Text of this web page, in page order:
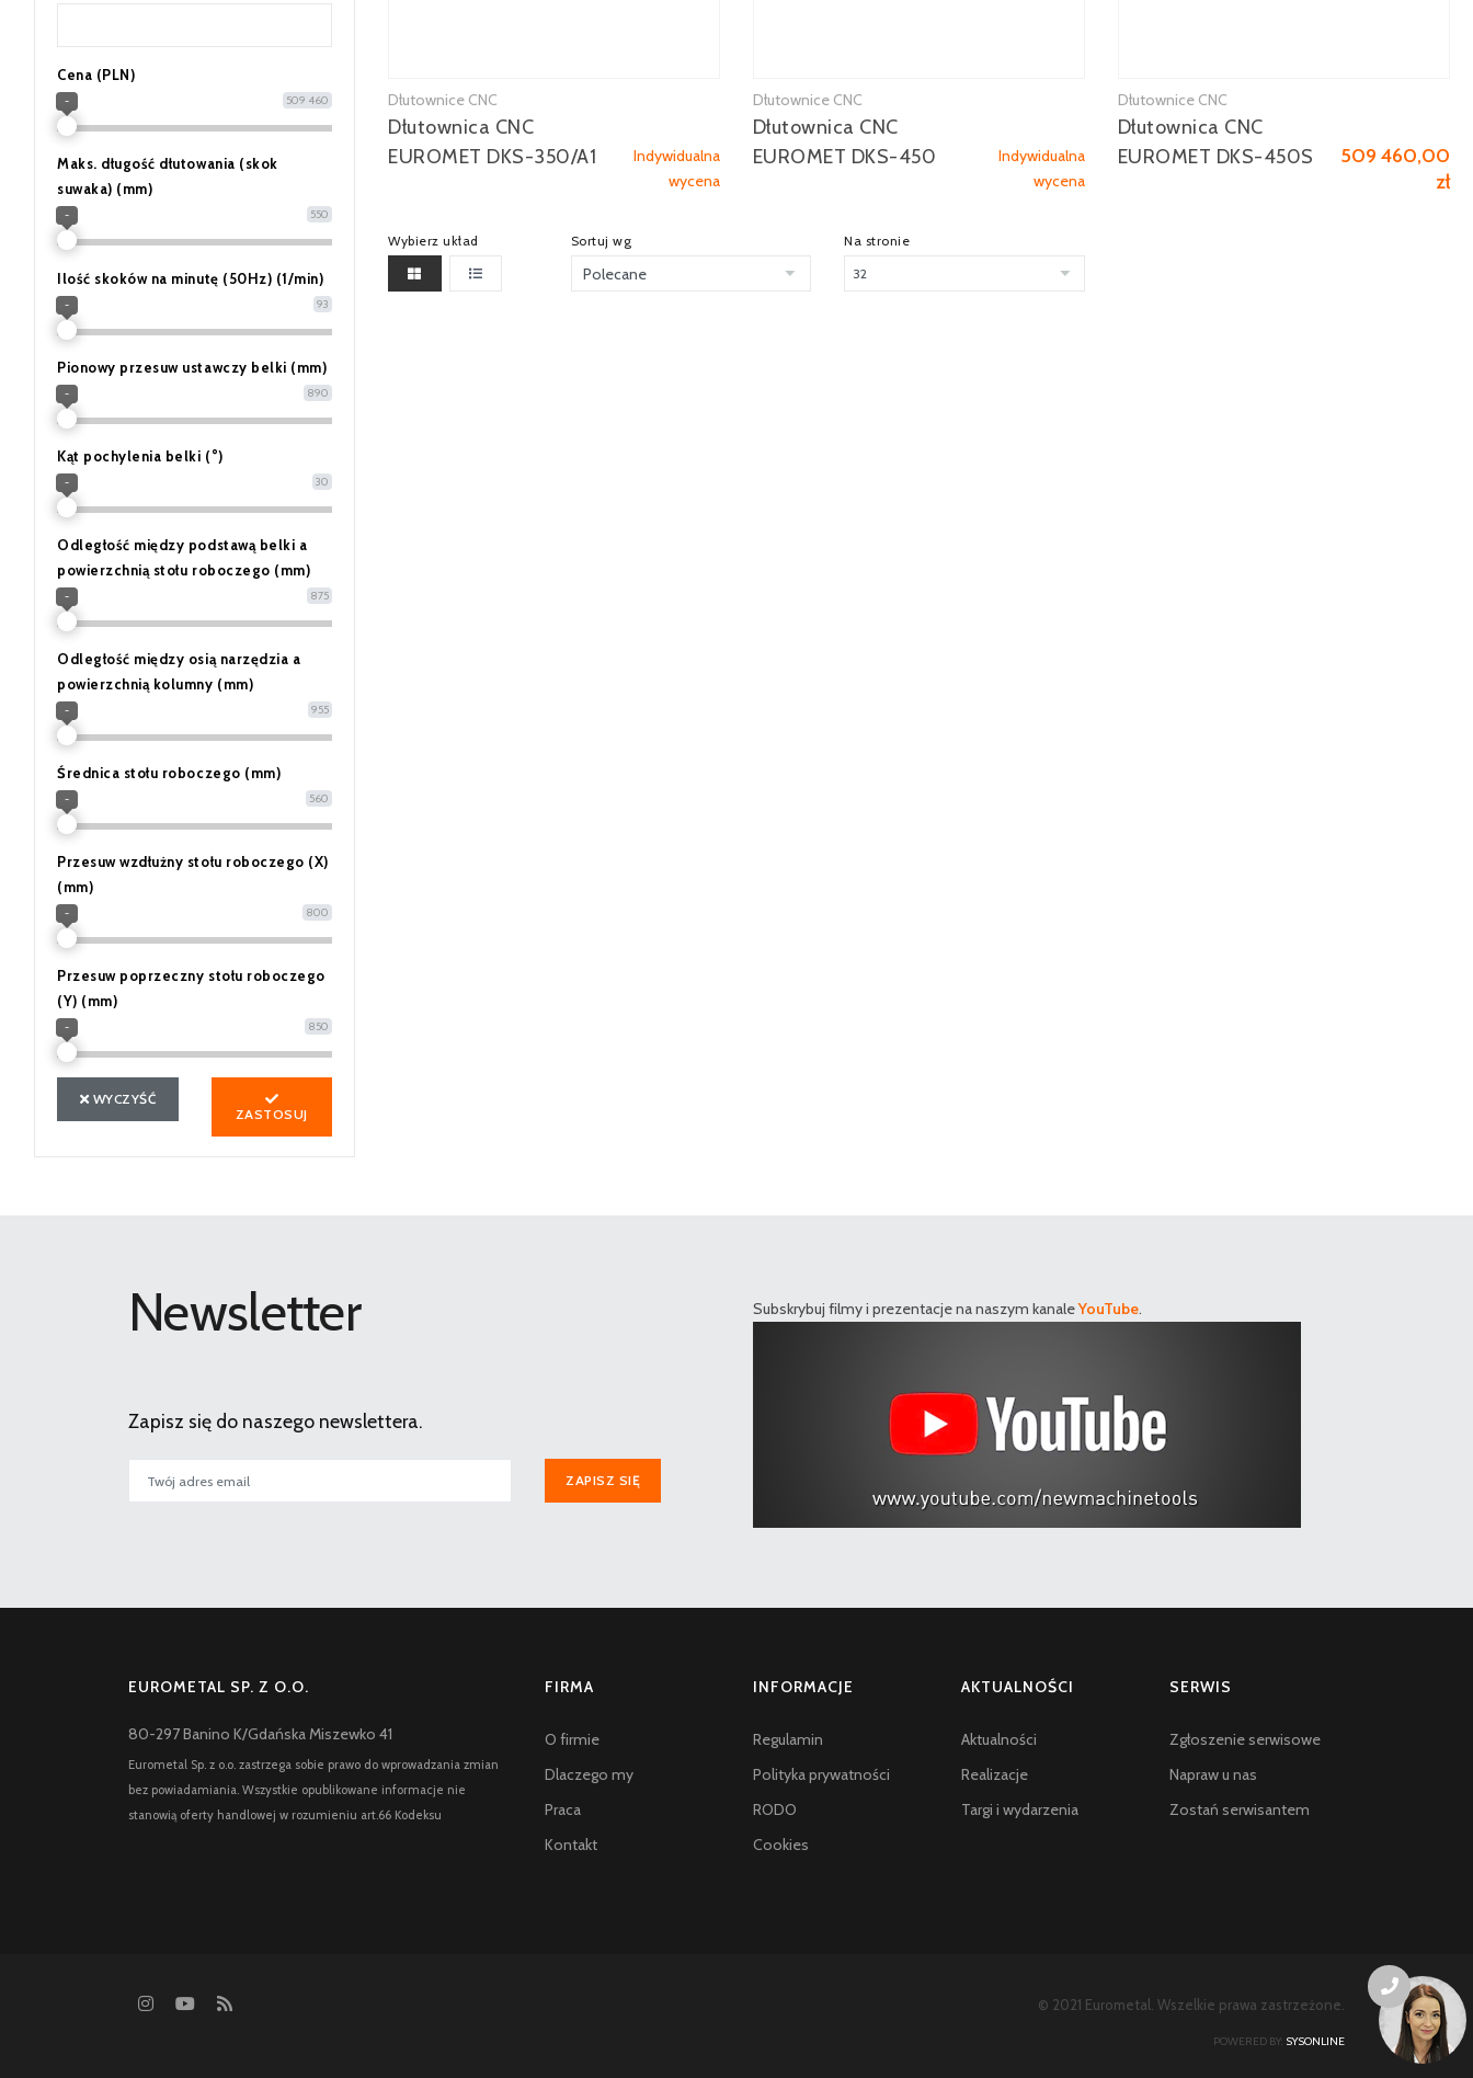
Cena (PLN)
509 460
-
Maks. długość dłutowania (skok
suwaka) (mm)
550
-
Ilość skoków na minutę (50Hz) (1/min)
93
-
Pionowy przesuw ustawczy belki (mm)
890
-
Kąt pochylenia belki (°)
30
-
Odległość między podstawą belki a
powierzchnią stołu roboczego (mm)
875
-
Odległość między osią narzędzia a
powierzchnią kolumny (mm)
955
-
Średnica stołu roboczego (mm)
560
-
Przesuw wzdłużny stołu roboczego (X)
(mm)
800
-
Przesuw poprzeczny stołu roboczego
(Y) (mm)
850
-
WYCZYŚĆ
ZASTOSUJ
Dłutownice CNC
Dłutownica CNC
EUROMET DKS-350/A1
Indywidualna
wycena
Dłutownice CNC
Dłutownica CNC
EUROMET DKS-450
Indywidualna
wycena
Dłutownice CNC
Dłutownica CNC
EUROMET DKS-450S
509 460,00
zł
Wybierz układ Sortuj wg Na stronie
Newsletter
Zapisz się do naszego newslettera.
ZAPISZ SIĘ
Subskrybuj filmy i prezentacje na naszym kanaleYouTube.
EUROMETAL SP. Z O.O.
80-297 Banino K/Gdańska Miszewko 41
Eurometal Sp. z o.o. zastrzega sobie prawo do wprowadzania zmian
bez powiadamiania. Wszystkie opublikowane informacje nie
stanowią oferty handlowej w rozumieniu art.66 Kodeksu
FIRMA
O firmie
Dlaczego my
Praca
Kontakt
INFORMACJE
Regulamin
Polityka prywatności
RODO
Cookies
AKTUALNOŚCI
Aktualności
Realizacje
Targi i wydarzenia
SERWIS
Zgłoszenie serwisowe
Napraw u nas
Zostań serwisantem
© 2021 Eurometal. Wszelkie prawa zastrzeżone.
POWERED BY: SYSONLINE